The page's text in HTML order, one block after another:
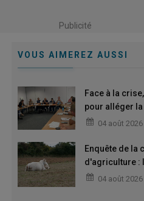
Publicité
VOUS AIMEREZ AUSSI
Face à la
pour alléger
terme04 août 2026
Enquête de la
d'agriculture :
enseignements
04 août 2026